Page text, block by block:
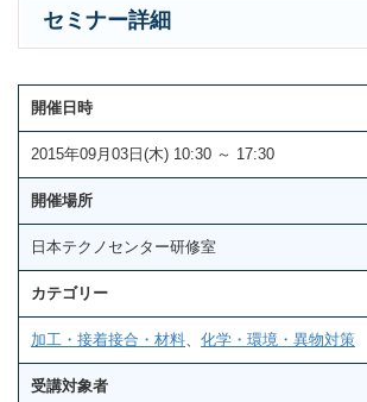
セミナー詳細
開催日時
2015年09月03日(木) 10:30 ～ 17:30
開催場所
日本テクノセンター研修室
カテゴリー
加工・接着接合・材料 化学・環境・異物対策
受講対象者